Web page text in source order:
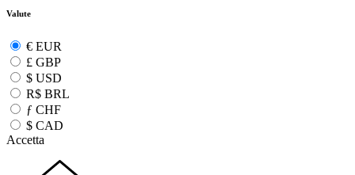
Valute
€ EUR
£ GBP
$ USD
R$ BRL
ƒ CHF
$ CAD
Accetta